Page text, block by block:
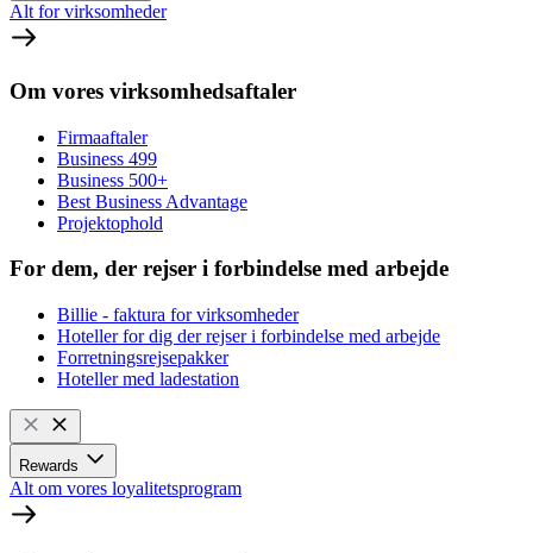
Alt for virksomheder
Om vores virksomhedsaftaler
Firmaaftaler
Business 499
Business 500+
Best Business Advantage
Projektophold
For dem, der rejser i forbindelse med arbejde
Billie - faktura for virksomheder
Hoteller for dig der rejser i forbindelse med arbejde
Forretningsrejsepakker
Hoteller med ladestation
Rewards
Alt om vores loyalitetsprogram